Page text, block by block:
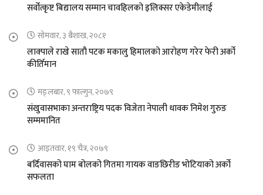
सर्वोत्कृष्ट बिद्यालय सम्मान चावहिलको इलिक्सर एकेडेमीलाई
सोमवार, ३ बैशाख, २०८१
लाक्पाले राखे सातौ पटक मकालु हिमालको आरोहण गरेर फेरी अर्को
कीर्तिमान
मङ्लबार, ९ फाल्गुन, २०७९
संखुवासभाका अन्तराष्ट्रिय पदक विजेता नेपाली धावक निमेश गुरुङ
सम्ममानित
आइतवार, १९ चैत्र, २०७९
बर्दिवासको घाम बोलको गितमा गायक वाङछिरीङ भोटियाको अर्को
सफलता